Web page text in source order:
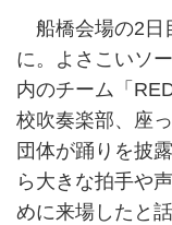
船橋会場の2日
に。よさこいソ
内のチーム「
校吹奏楽部、座
団体が踊りを披
ら大きな拍手や
めに来場したと